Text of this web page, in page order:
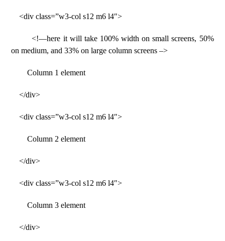
<div class=”w3-col s12 m6 l4″>
<!—here it will take 100% width on small screens, 50%
on medium, and 33% on large column screens –>
Column 1 element
</div>
<div class=”w3-col s12 m6 l4″>
Column 2 element
</div>
<div class=”w3-col s12 m6 l4″>
Column 3 element
</div>